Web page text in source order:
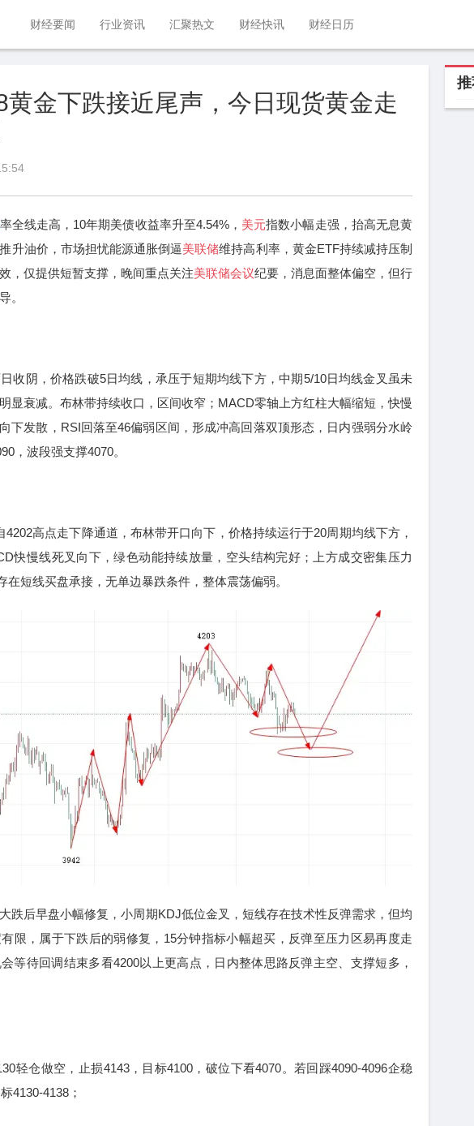
财经要闻 行业资讯 汇聚热文 财经快讯 财经日历
黄金下跌接近尾声，今日现货黄金走
率全线走高，10年期美债收益率升至4.54%， 美元指数小幅走强，抬高无息黄
升油价，市场担忧能源通胀倒逼美联储维持高利率，黄金ETF持续减持压制
，仅提供短暂支撑，晚间重点关注美联储会议纪要，消息面整体偏空，但行
。
阴，价格跌破5日均线，承压于短期均线下方，中期5/10日均线金叉虽未
显衰减。布林带持续收口，区间收窄；MACD零轴上方红柱大幅缩短，快慢
下发散，RSI回落至46偏弱区间，形成冲高回落双顶形态，日内强弱分水岭
，波段强支撑4070。
高点走下降通道，布林带开口向下，价格持续运行于20周期均线下方，
快慢线死叉向下，绿色动能持续放量，空头结构完好；上方成交密集压力
在短线买盘承接，无单边暴跌条件，整体震荡偏弱。
后早盘小幅修复，小周期KDJ低位金叉，短线存在技术性反弹需求，但均
限，属于下跌后的弱修复，15分钟指标小幅超买，反弹至压力区易再度走
等待回调结束多看4200以上更高点，日内整体思路反弹主空、支撑短多，
仓做空，止损4143，目标4100，破位下看4070。若回踩4090-4096企稳
4130-4138；